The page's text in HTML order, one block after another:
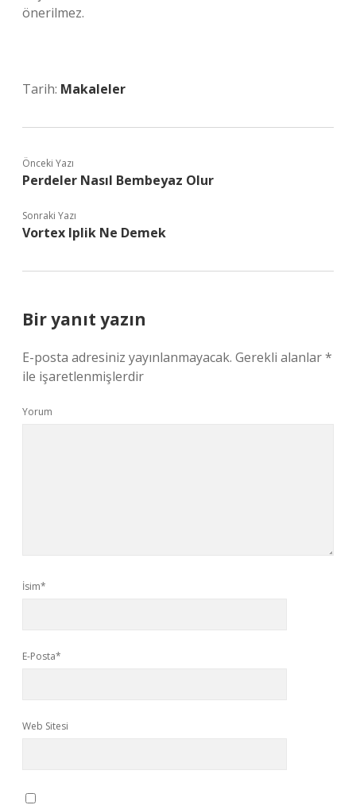
önerilmez.
Tarih: Makaleler
Önceki Yazı
Perdeler Nasıl Bembeyaz Olur
Sonraki Yazı
Vortex Iplik Ne Demek
Bir yanıt yazın
E-posta adresiniz yayınlanmayacak. Gerekli alanlar*
ile işaretlenmişlerdir
Yorum
İsim*
E-Posta*
Web Sitesi